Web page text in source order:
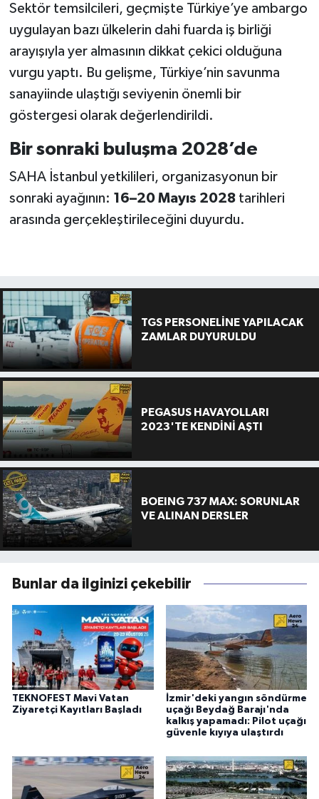
Sektör temsilcileri, geçmişte Türkiye’ye ambargo
uygulayan bazı ülkelerin dahi fuarda iş birliği
arayışıyla yer almasının dikkat çekici olduğuna
vurgu yaptı. Bu gelişme, Türkiye’nin savunma
sanayiinde ulaştığı seviyenin önemli bir
göstergesi olarak değerlendirildi.
Bir sonraki buluşma 2028’de
SAHA İstanbul yetkilileri, organizasyonun bir
sonraki ayağının: 16–20 Mayıs 2028tarihleri
arasında gerçekleştirileceğini duyurdu.
TGS PERSONELİNE YAPILACAK
ZAMLAR DUYURULDU
PEGASUS HAVAYOLLARI
2023'TE KENDİNİ AŞTI
BOEING 737 MAX: SORUNLAR
VE ALINAN DERSLER
Bunlar da ilginizi çekebilir
TEKNOFEST Mavi Vatan
Ziyaretçi Kayıtları Başladı
İzmir'deki yangın söndürme
uçağı Beydağ Barajı'nda
kalkış yapamadı: Pilot uçağı
güvenle kıyıya ulaştırdı